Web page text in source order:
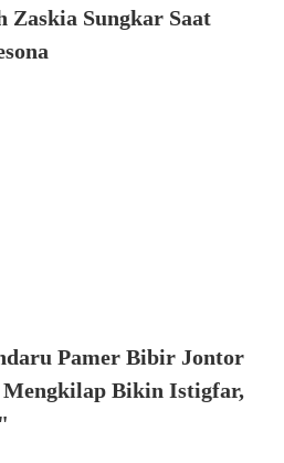
Zaskia Sungkar Saat
Pamer Bibir Jontor
Mengkilap Bikin Istigfar,